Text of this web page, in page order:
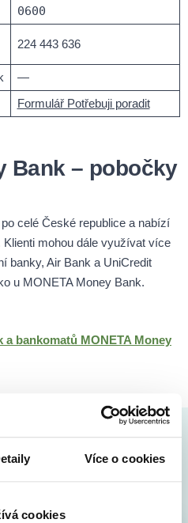
Více o cookies
cookies
0600
224 443 636
—
Formulář Potřebuji poradit
Bank – pobočky
celé České republice a nabízí
mohou dále využívat více
banky, Air Bank a UniCredit
u MONETA Money Bank.
a bankomatů MONETA Money
hypotéky s námi
velice rychle